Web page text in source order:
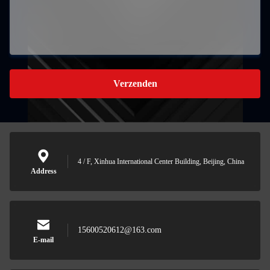
Verzenden
Address
4 / F, Xinhua International Center Building, Beijing, China
E-mail
15600520612@163.com